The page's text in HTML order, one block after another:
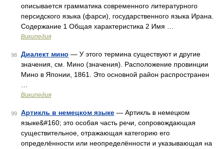
описывается грамматика современного литературного
персидского языка (фарси), государственного языка Ирана.
Содержание 1 Общая характеристика 2 Имя …
Википедия
98 Диалект мино — У этого термина существуют и другие
значения, см. Мино (значения). Расположение провинции
Мино в Японии, 1861. Это основной район распространен
Википедия
99 Артикль в немецком языке — Артикль в немецком
языке&#160; это особая часть речи, сопровождающая
существительное, отражающая категорию его
определённости или неопределённости и указывающая на